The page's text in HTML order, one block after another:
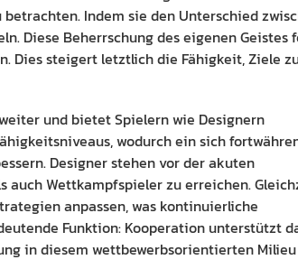
Indem sie den Unterschied
Diese Beherrschung des eigenen Geistes
Dies steigert letztlich die Fähigkeit, Ziele
und bietet Spielern wie Designern
wodurch ein sich
Designer stehen vor der akuten
auch Wettkampfspieler zu erreichen.
anpassen, was kontinuierliche
Funktion: Kooperation unterstützt
in diesem wettbewerbsorientierten